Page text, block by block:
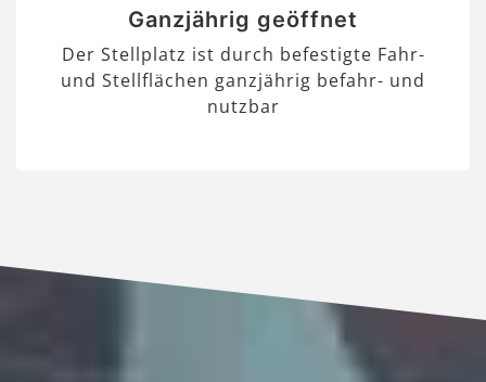
Ganzjährig geöffnet
Der Stellplatz ist durch befestigte Fahr-
und Stellflächen ganzjährig befahr- und
nutzbar